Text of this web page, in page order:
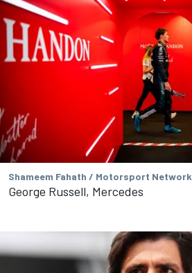
Shameem Fahath / Motorsport Network
George Russell, Mercedes